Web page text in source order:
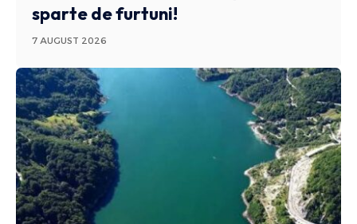
sparte de furtuni!
7 AUGUST 2026